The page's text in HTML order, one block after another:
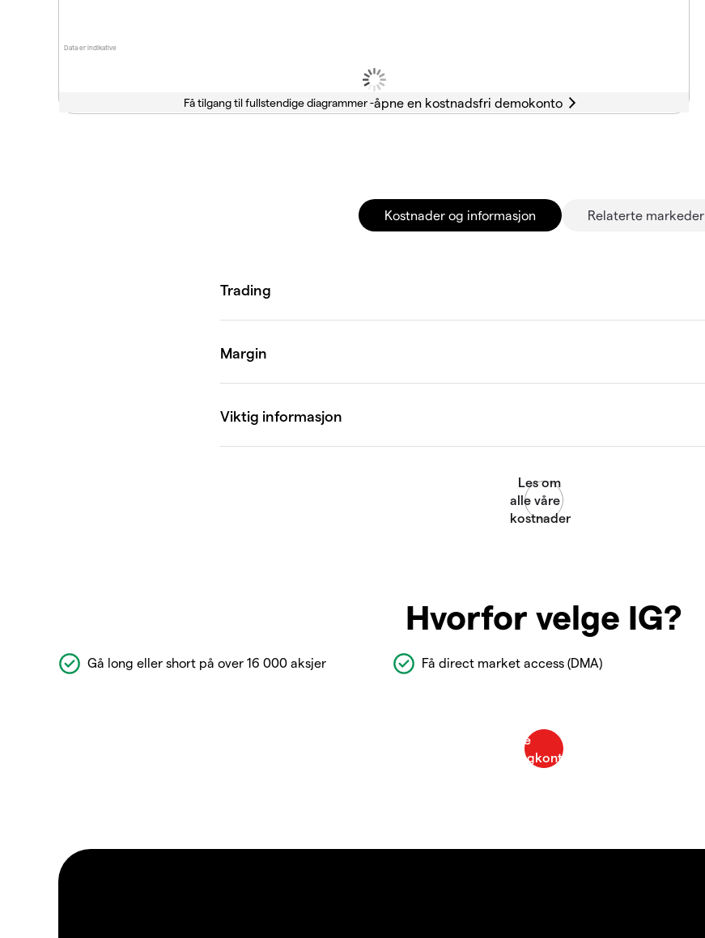
Data er indikative
Få tilgang til fullstendige diagrammer -
Kostnader og informasjon Relaterte markeder
Hvorfor velge IG?
Gå long eller short på over 16 000 aksjer Få direct market access (DMA)